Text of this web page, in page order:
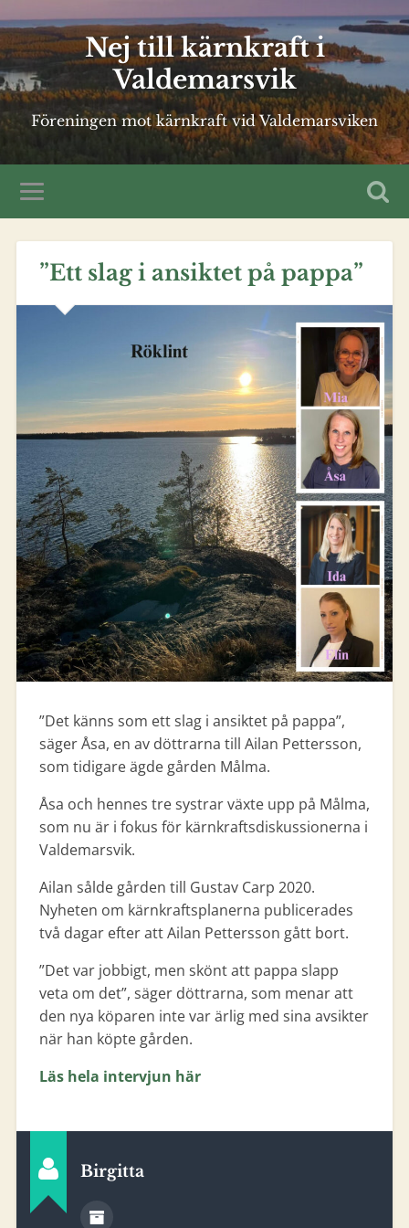
Nej till kärnkraft i
Valdemarsvik
Föreningen mot kärnkraft vid Valdemarsviken
”Ett slag i ansiktet på pappa”
”Det känns som ett slag i ansiktet på pappa”,
säger Åsa, en av döttrarna till Ailan Pettersson,
som tidigare ägde gården Målma.
Åsa och hennes tre systrar växte upp på Målma,
som nu är i fokus för kärnkraftsdiskussionerna i
Valdemarsvik.
Ailan sålde gården till Gustav Carp 2020.
Nyheten om kärnkraftsplanerna publicerades
två dagar efter att Ailan Pettersson gått bort.
”Det var jobbigt, men skönt att pappa slapp
veta om det”, säger döttrarna, som menar att
den nya köparen inte var ärlig med sina avsikter
när han köpte gården.
Läs hela intervjun här
Birgitta